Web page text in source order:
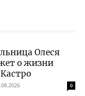
Олеся
о жизни
0